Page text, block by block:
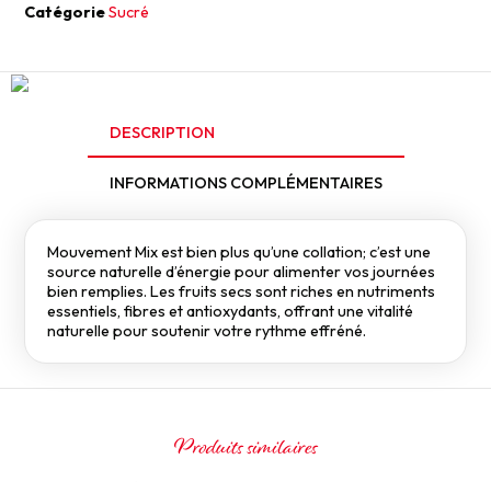
CatégorieSucré
DESCRIPTION
INFORMATIONS COMPLÉMENTAIRES
Mouvement Mix est bien plus qu’une collation; c’est une
source naturelle d’énergie pour alimenter vos journées
bien remplies. Les fruits secs sont riches en nutriments
essentiels, fibres et antioxydants, offrant une vitalité
naturelle pour soutenir votre rythme effréné.
Produits similaires